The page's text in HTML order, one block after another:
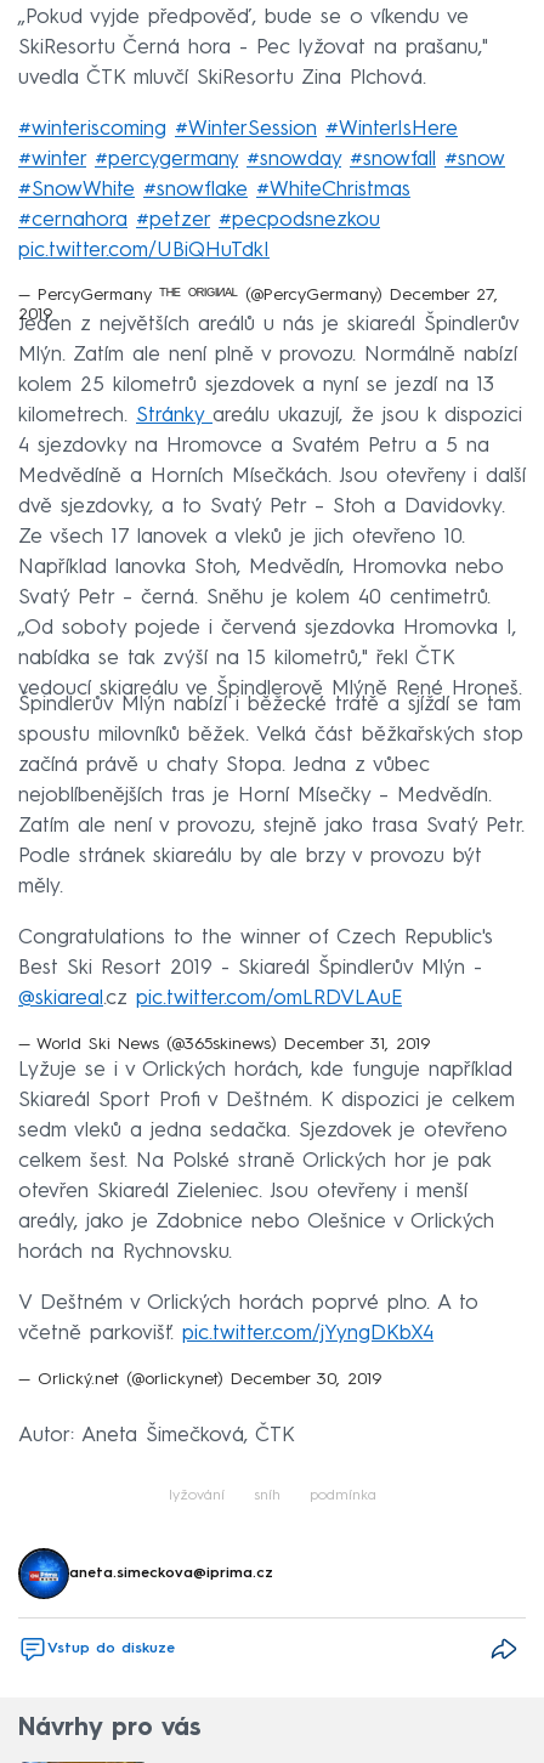
„Pokud vyjde předpověď, bude se o víkendu ve
SkiResortu Černá hora - Pec lyžovat na prašanu,"
uvedla ČTK mluvčí SkiResortu Zina Plchová.
#winteriscoming #WinterSession #WinterIsHere
#winter #percygermany #snowday #snowfall
#snow
#SnowWhite #snowflake #WhiteChristmas
#cernahora #petzer #pecpodsnezkou
pic.twitter.com/UBiQHuTdkI
— PercyGermany ᵀᴴᴱ ᴼᴿᴵᴳᴵᴻᴬᴸ (@PercyGermany)
December 27,
2019
Jeden z největších areálů u nás je skiareál Špindlerův
Mlýn. Zatím ale není plně v provozu. Normálně nabízí
kolem 25 kilometrů sjezdovek a nyní se jezdí na 13
kilometrech. Stránky areálu ukazují, že jsou k dispozici
4 sjezdovky na Hromovce a Svatém Petru a 5 na
Medvědíně a Horních Mísečkách. Jsou otevřeny i další
dvě sjezdovky, a to Svatý Petr – Stoh a Davidovky.
Ze všech 17 lanovek a vleků je jich otevřeno 10.
Například lanovka Stoh, Medvědín, Hromovka nebo
Svatý Petr – černá. Sněhu je kolem 40 centimetrů.
„Od soboty pojede i červená sjezdovka Hromovka I,
nabídka se tak zvýší na 15 kilometrů," řekl ČTK
vedoucí skiareálu ve Špindlerově Mlýně René Hroneš.
Špindlerův Mlýn nabízí i běžecké tratě a sjíždí se tam
spoustu milovníků běžek. Velká část běžkařských stop
začíná právě u chaty Stopa. Jedna z vůbec
nejoblíbenějších tras je Horní Mísečky – Medvědín.
Zatím ale není v provozu, stejně jako trasa Svatý Petr.
Podle stránek skiareálu by ale brzy v provozu být
měly.
Congratulations to the winner of Czech Republic's
Best Ski Resort 2019 - Skiareál Špindlerův Mlýn -
@skiareal .cz pic.twitter.com/omLRDVLAuE
— World Ski News (@365skinews) December 31, 2019
Lyžuje se i v Orlických horách, kde funguje například
Skiareál Sport Profi v Deštném. K dispozici je celkem
sedm vleků a jedna sedačka. Sjezdovek je otevřeno
celkem šest. Na Polské straně Orlických hor je pak
otevřen Skiareál Zieleniec. Jsou otevřeny i menší
areály, jako je Zdobnice nebo Olešnice v Orlických
horách na Rychnovsku.
V Deštném v Orlických horách poprvé plno. A to
včetně parkovišť. pic.twitter.com/jYyngDKbX4
— Orlický.net (@orlickynet) December 30, 2019
Autor: Aneta Šimečková, ČTK
lyžování sníh podmínka
aneta.simeckova@iprima.cz
Vstup do diskuze
Návrhy pro vás